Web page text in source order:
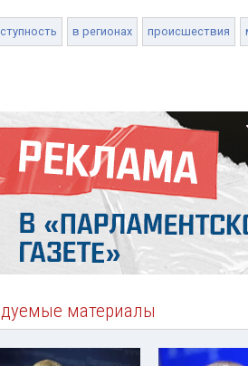
в регионах происшествия
материалы